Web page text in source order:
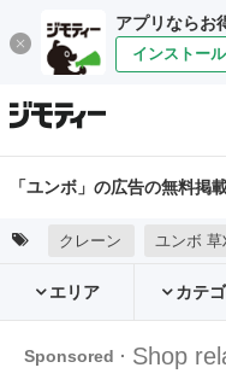
アプリならお
インストール
「ユンボ」の広告の無料掲
クレーン ユンボ 草
エリア カテ